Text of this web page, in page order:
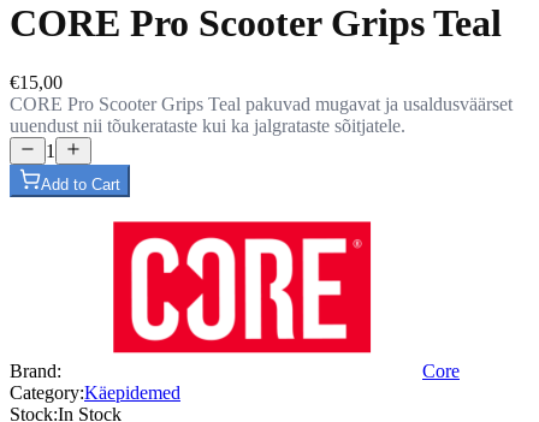
CORE Pro Scooter Grips Teal
€15,00
CORE Pro Scooter Grips Teal pakuvad mugavat ja usaldusväärset
uuendust nii tõukerataste kui ka jalgrataste sõitjatele.
1
Add to Cart
Brand:
Core
Category:Käepidemed
Stock:In Stock